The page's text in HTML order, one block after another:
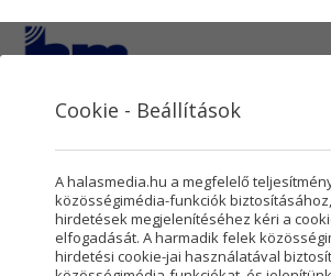
Menü
Televízió
Kultúra
Rovatok
Újság
TOP-1.2.1-16-
2017-
Cookie - Beállítások
A halasmedia.hu a megfelelő
közösségimédia-funkciók
hirdetések megjelenítéséhez kéri a
elfogadását. A harmadik felek
hirdetési cookie-jai használatával